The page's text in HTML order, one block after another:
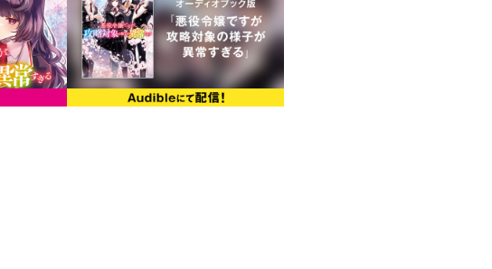
まらないっ！
スペンス学園ラブコメディー！